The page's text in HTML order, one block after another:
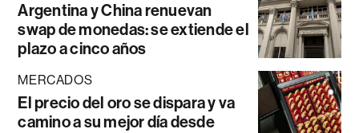
Argentina y China renuevan
swap de monedas: se extiende el
plazo a cinco años
MERCADOS
El precio del oro se dispara y va
camino a su mejor día desde